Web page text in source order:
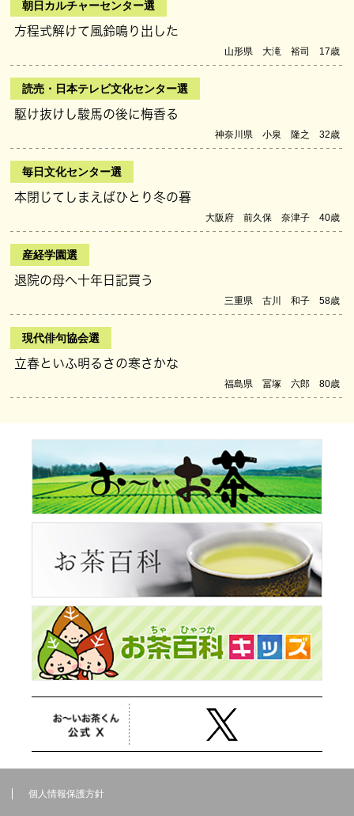
朝日カルチャーセンター選
方程式解けて風鈴鳴り出した
山形県 大滝 裕司 17歳
読売・日本テレビ文化センター選
駆け抜けし駿馬の後に梅香る
神奈川県 小泉 隆之 32歳
毎日文化センター選
本閉じてしまえばひとり冬の暮
大阪府 前久保 奈津子 40歳
産経学園選
退院の母へ十年日記買う
三重県 古川 和子 58歳
現代俳句協会選
立春といふ明るさの寒さかな
福島県 冨塚 六郎 80歳
個人情報保護方針